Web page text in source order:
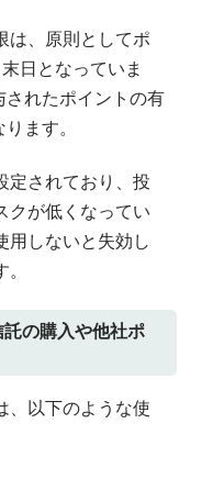
は、原則としてポ
日となっていま
れたポイントの有
ます。
定されており、投
クが低くなってい
用しないと失効し
の購入や他社ポ
、以下のような使